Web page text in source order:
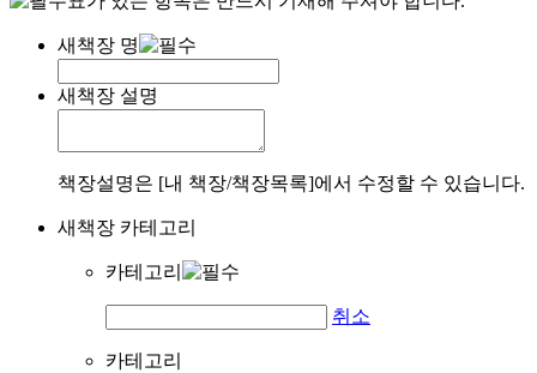
새책장 명
새책장 설명
책장설명은 [내 책장/책장목록]에서 수정할 수 있습니다.
새책장 카테고리
카테고리
취소
카테고리